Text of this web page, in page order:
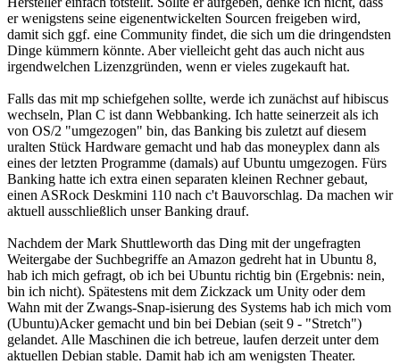
er wenigstens seine eigenentwickelten Sourcen freigeben wird,
damit sich ggf. eine Community findet, die sich um die dringendsten
Dinge kümmern könnte. Aber vielleicht geht das auch nicht aus
irgendwelchen Lizenzgründen, wenn er vieles zugekauft hat.
Falls das mit mp schiefgehen sollte, werde ich zunächst auf hibiscus
wechseln, Plan C ist dann Webbanking. Ich hatte seinerzeit als ich
von OS/2 "umgezogen" bin, das Banking bis zuletzt auf diesem
uralten Stück Hardware gemacht und hab das moneyplex dann als
eines der letzten Programme (damals) auf Ubuntu umgezogen. Fürs
Banking hatte ich extra einen separaten kleinen Rechner gebaut,
einen ASRock Deskmini 110 nach c't Bauvorschlag. Da machen wir
aktuell ausschließlich unser Banking drauf.
Nachdem der Mark Shuttleworth das Ding mit der ungefragten
Weitergabe der Suchbegriffe an Amazon gedreht hat in Ubuntu 8,
hab ich mich gefragt, ob ich bei Ubuntu richtig bin (Ergebnis: nein,
bin ich nicht). Spätestens mit dem Zickzack um Unity oder dem
Wahn mit der Zwangs-Snap-isierung des Systems hab ich mich vom
(Ubuntu)Acker gemacht und bin bei Debian (seit 9 - "Stretch")
gelandet. Alle Maschinen die ich betreue, laufen derzeit unter dem
aktuellen Debian stable. Damit hab ich am wenigsten Theater.